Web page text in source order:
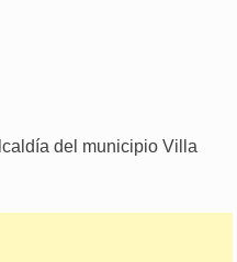
del municipio Villa